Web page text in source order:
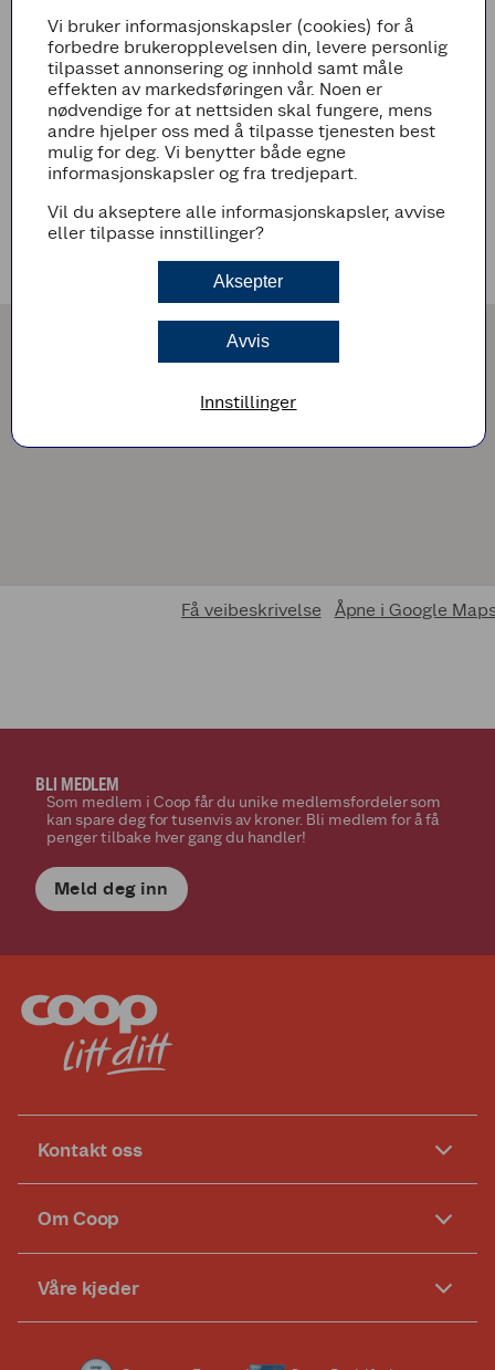
Torsdag 07:00 - 23:00
Fredag 07:00 - 23:00
AVVIKENDE ÅPNINGSTIDER
Det er ingen avvikende åpningstider i nærmeste fremtid
VEIBESKRIVELSE
Få veibeskrivelse Åpne i Google
BLI MEDLEM
Som medlem i Coop får du unike medlemsfordeler som
kan spare deg for tusenvis av kroner. Bli medlem for å få
penger tilbake hver gang du handler!
Meld deg inn
Kontakt oss
Om Coop
Våre kjeder
Vi bruker informasjonskapsler (cookies) for å
forbedre brukeropplevelsen din, levere personlig
tilpasset annonsering og innhold samt måle
effekten av markedsføringen vår. Noen er
nødvendige for at nettsiden skal fungere, mens
andre hjelper oss med å tilpasse tjenesten best
mulig for deg. Vi benytter både egne
informasjonskapsler og fra tredjepart.
Vil du akseptere alle informasjonskapsler, avvise
eller tilpasse innstillinger?
Aksepter
Avvis
Innstillinger